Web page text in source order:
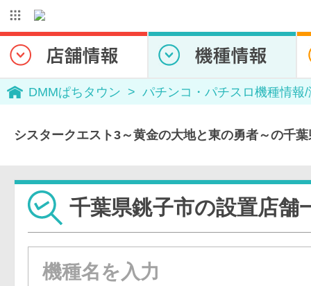
DMMぱちタウン パチンコ・パチスロ機種情報
シスタークエスト3～黄金の大地と東の勇者～の千
千葉県銚子市の設置店舗